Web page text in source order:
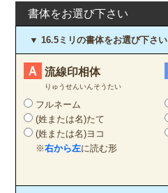
書体をお選び下さい
▼ 16.5ミリの書体をお選び下さい
Ａ 流線印相体
りゅうせんいんそうたい
フルネーム
(姓または名)たて
(姓または名)ヨコ
※右から左に読む形